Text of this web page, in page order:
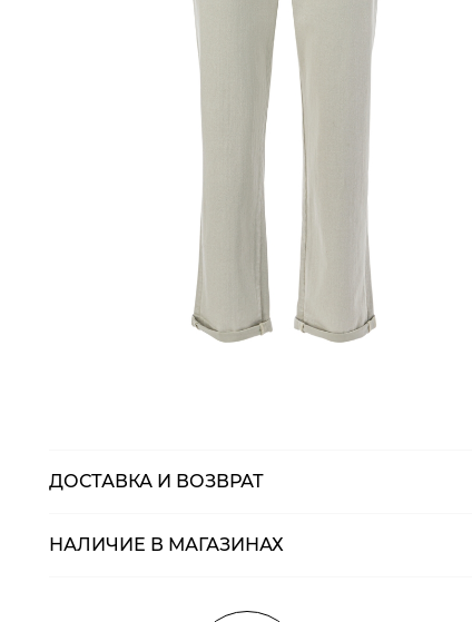
ДОСТАВКА И ВОЗВРАТ
НАЛИЧИЕ В МАГАЗИНАХ